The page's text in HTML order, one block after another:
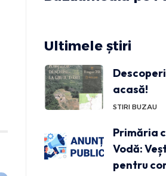
Ultimele știri
acasă!
STIRI BUZAU
Primăria
Vodă:
pentru